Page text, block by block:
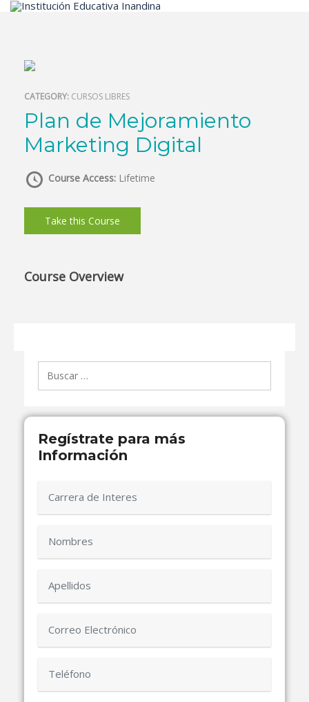
Inicio
CATEGORY: CURSOS LIBRES
Plan de Mejoramiento
Marketing Digital
Course Access: Lifetime
Take this Course
Course Overview
Regístrate para más
Información